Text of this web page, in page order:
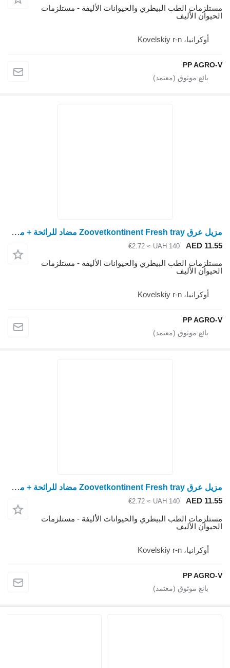
الطب البيطري والحيوانات الأليفة - مستلزمات
الأليف
أوكرانيا، Kovelskiy r-n
PP
مزيل عرق Zoovetkontinent Fresh tray مضاد للرائحة + مزيل عرق مجفف
AED
UAH 140
≈ €2.72
الطب البيطري والحيوانات الأليفة - مستلزمات
الأليف
أوكرانيا، Kovelskiy r-n
PP
مزيل عرق Zoovetkontinent Fresh tray مضاد للرائحة + مزيل عرق مجفف
AED
UAH 140
≈ €2.72
الطب البيطري والحيوانات الأليفة - مستلزمات
الأليف
أوكرانيا، Kovelskiy r-n
PP